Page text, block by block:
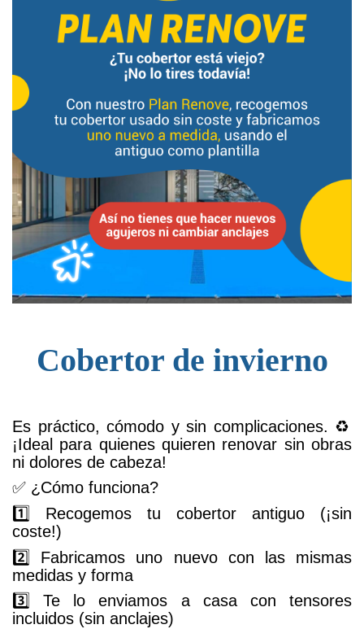
Cobertor de invierno
Es práctico, cómodo y sin complicaciones. ♻️
¡Ideal para quienes quieren renovar sin obras
ni dolores de cabeza!
✅ ¿Cómo funciona?
1️⃣ Recogemos tu cobertor antiguo (¡sin
coste!)
2️⃣ Fabricamos uno nuevo con las mismas
medidas y forma
3️⃣ Te lo enviamos a casa con tensores
incluidos (sin anclajes)